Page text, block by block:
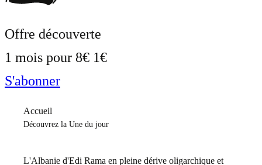
Offre découverte
1 mois pour 8€ 1€
S'abonner
Accueil
Découvrez la Une du jour
L'Albanie d'Edi Rama en pleine dérive oligarchique et